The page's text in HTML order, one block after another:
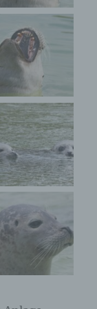
Daten
Natur der
steht die
aus dem
erteilt
sind.